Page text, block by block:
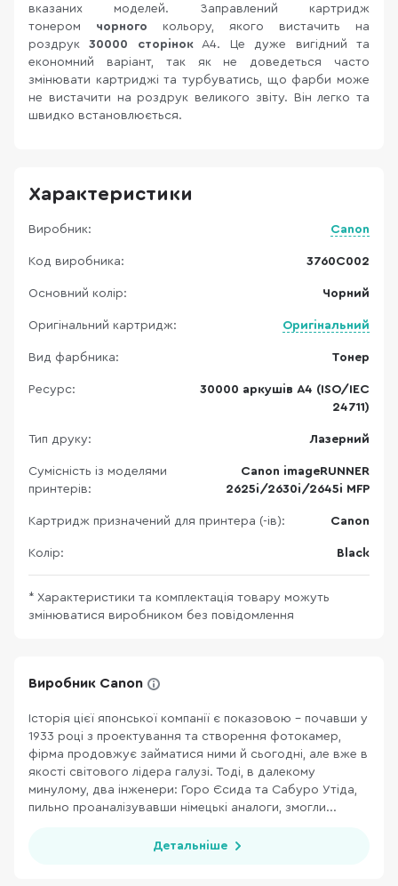
вказаних моделей. Заправлений картридж
тонером чорного кольору, якого вистачить на
роздрук30000 сторінокА4. Це дуже вигідний та
економний варіант, так як не доведеться часто
змінювати картриджі та турбуватись, що фарби може
не вистачити на роздрук великого звіту. Він легко та
швидко встановлюється.
Характеристики
Виробник: Canon
Код виробника: 3760C002
Основний колір: Чорний
Оригінальний картридж: Оригінальний
Вид фарбника: Тонер
Ресурс:
30000 аркушів A4 (ISO/IEC
24711)
Тип друку: Лазерний
Сумісність із моделями
принтерів:
Canon imageRUNNER
2625i/2630i/2645i MFP
Картридж призначений для принтера (-ів): Canon
Колір: Black
* Характеристики та комплектація товару можуть
змінюватися виробником без повідомлення
Виробник Canon
Історія цієї японської компанії є показовою – почавши у
1933 році з проектування та створення фотокамер,
фірма продовжує займатися ними й сьогодні, але вже в
якості світового лідера галузі. Тоді, в далекому
минулому, два інженери: Горо Єсида та Сабуро Утіда,
пильно проаналізувавши німецькі аналоги, змогли...
Детальніше